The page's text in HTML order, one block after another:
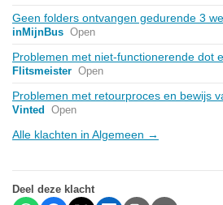
Geen folders ontvangen gedurende 3
inMijnBus Open
Problemen met niet-functionerende dot
Flitsmeister Open
Problemen met retourproces en bewijs
Vinted Open
Alle klachten in Algemeen →
Deel deze klacht